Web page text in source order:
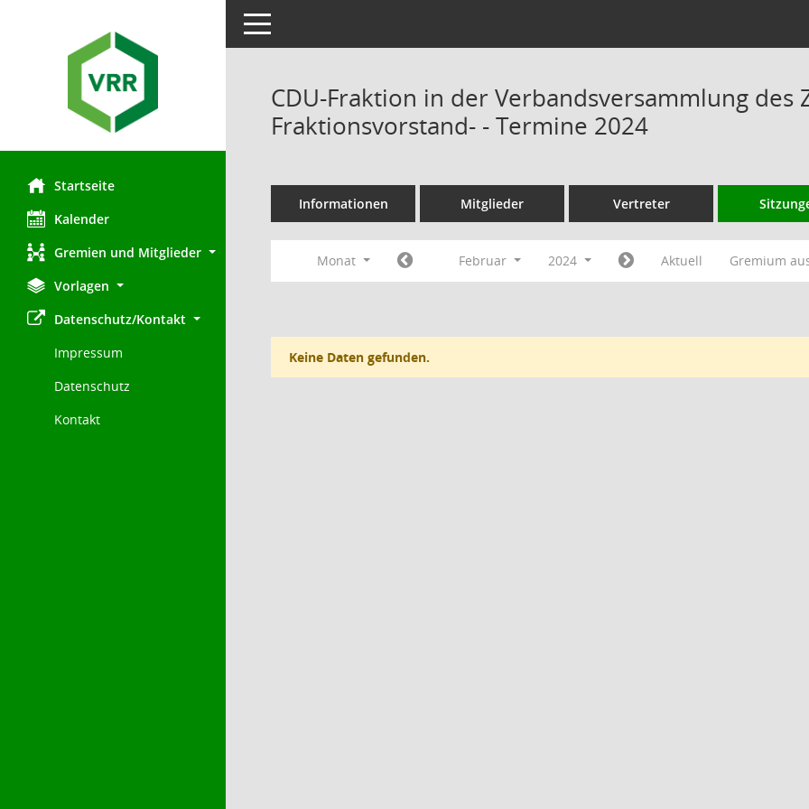
Startseite
Kalender
Gremien und Mitglieder
Vorlagen
Datenschutz/Kontakt
Impressum
Datenschutz
Kontakt
Toggle navigation
CDU-Fraktion in der Verbandsversammlung des
Fraktionsvorstand- - Termine 2024
Informationen Mitglieder Vertreter
Monat Februar 2024 Aktuell Gremium
Keine Daten gefunden.